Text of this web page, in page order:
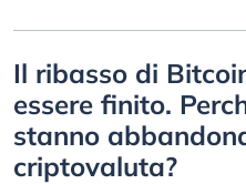
Il ribasso di
essere finito.
stanno
criptovaluta?